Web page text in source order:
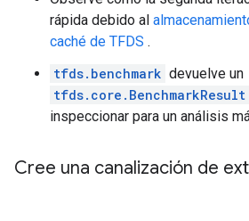
rápida debido al
caché de TFDS .
tfds.benchmark devuelve un
tfds.core.BenchmarkResult
inspeccionar para un análisis
Cree una canalización de